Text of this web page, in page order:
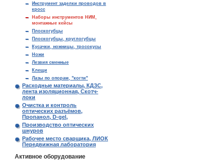
Инструмент заделки проводов в
кросс
Наборы инструментов НИМ,
монтажные кейсы
Плоскогубцы
Плоскогубцы, круглогубцы
Кусачки, ножницы, тросокусы
Ножи
Лезвия сменные
Клещи
Лазы по опорам, "когти"
Расходные материалы, КДЗС,
лента изоляционная, Скотч-
локи
Очистка и контроль
оптических разъёмов,
Пропанол, D-gel,
Производство оптических
шнуров
Рабочее место сварщика, ЛИОК
Передвижная лаборатория
Активное оборудование